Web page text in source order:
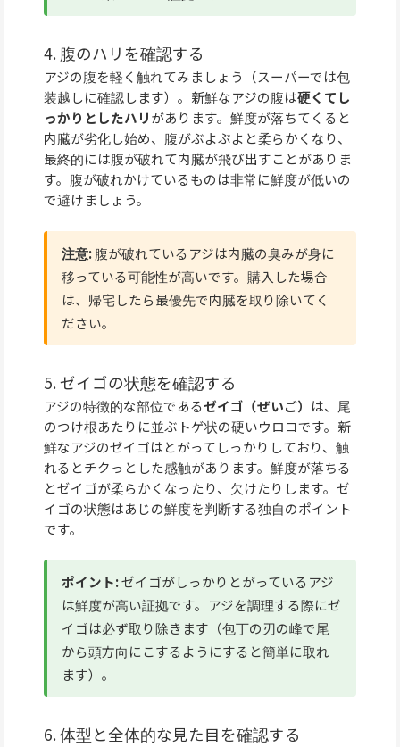
4. 腹のハリを確認する
アジの腹を軽く触れてみましょう（スーパーでは包
装越しに確認します）。新鮮なアジの腹は硬くてし
っかりとしたハリがあります。鮮度が落ちてくると
内臓が劣化し始め、腹がぶよぶよと柔らかくなり、
最終的には腹が破れて内臓が飛び出すことがありま
す。腹が破れかけているものは非常に鮮度が低いの
で避けましょう。
注意:腹が破れているアジは内臓の臭みが身に
移っている可能性が高いです。購入した場合
は、帰宅したら最優先で内臓を取り除いてく
ださい。
5. ゼイゴの状態を確認する
アジの特徴的な部位であるゼイゴ（ぜいご） は、尾
のつけ根あたりに並ぶトゲ状の硬いウロコです。新
鮮なアジのゼイゴはとがってしっかりしており、触
れるとチクっとした感触があります。鮮度が落ちる
とゼイゴが柔らかくなったり、欠けたりします。ゼ
イゴの状態はあじの鮮度を判断する独自のポイント
です。
ポイント:ゼイゴがしっかりとがっているアジ
は鮮度が高い証拠です。アジを調理する際にゼ
イゴは必ず取り除きます（包丁の刃の峰で尾
から頭方向にこするようにすると簡単に取れ
ます）。
6. 体型と全体的な見た目を確認する